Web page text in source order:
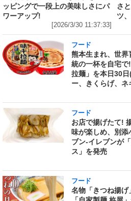
ッピングで一段上の美味しさにパ
ワーアップ!
[2026/3/30 11:37:33]
さ
ツ
フード
熊本生まれ、世界
統の一杯を自宅
拉麺」を本日30
ー、きくらげ、ネ
フード
お店で揚げたて!
味が楽しめ、別
ブン‐イレブンが
ス」を発売
フード
名物「きつね揚